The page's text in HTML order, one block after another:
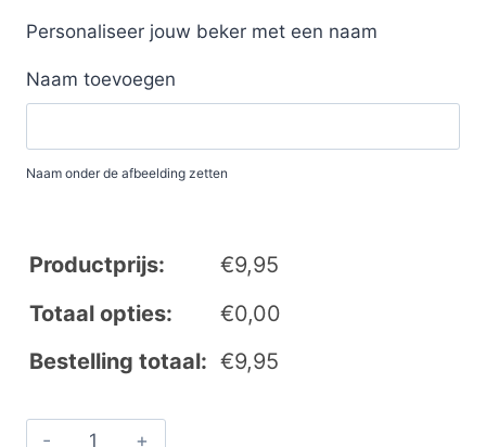
Personaliseer jouw beker met een naam
Naam toevoegen
Naam onder de afbeelding zetten
Productprijs: €9,95
Totaal opties:
€0,00
Bestelling totaal: €9,95